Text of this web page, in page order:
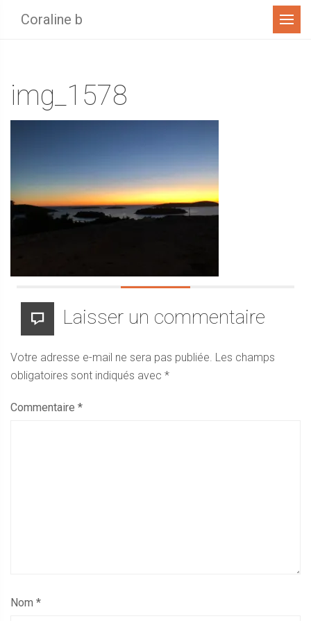
Coraline b Menu
img_1578
Laisser un commentaire
Votre adresse e-mail ne sera pas publiée. Les champs
obligatoires sont indiqués avec *
Commentaire *
Nom *